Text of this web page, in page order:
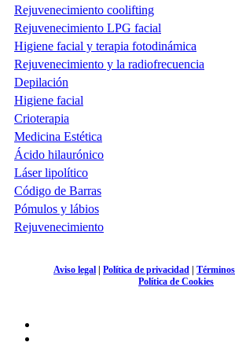
Rejuvenecimiento coolifting
Rejuvenecimiento LPG facial
Higiene facial y terapia fotodinámica
Rejuvenecimiento y la radiofrecuencia
Depilación
Higiene facial
Crioterapia
Medicina Estética
Ácido hilaurónico
Láser lipolítico
Código de Barras
Pómulos y lábios
Rejuvenecimiento
Aviso legal | Política de privacidad |
Política de Cookies